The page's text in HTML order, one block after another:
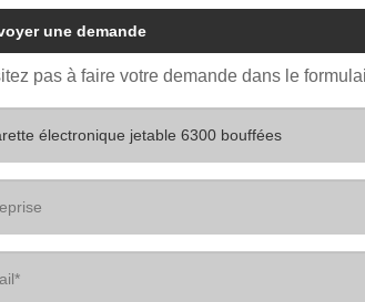
une demande
pas à faire votre demande dans le